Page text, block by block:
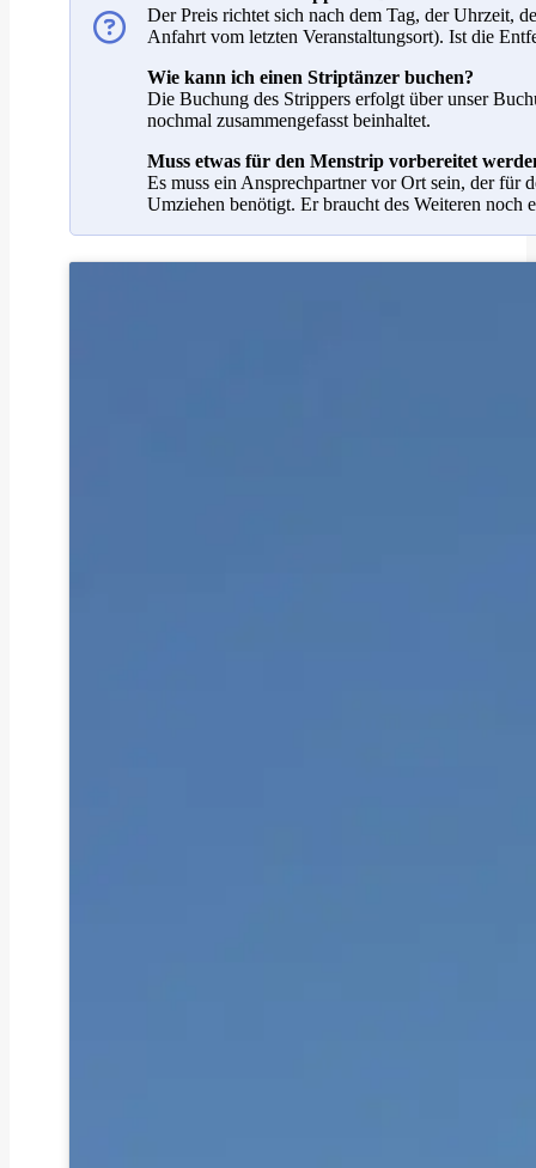
Der Preis richtet sich nach dem Tag, der Uhrzeit,
Anfahrt vom letzten Veranstaltungsort). Ist die
Wie kann ich einen Striptänzer buchen?
Die Buchung des Strippers erfolgt über unser
nochmal zusammengefasst beinhaltet.
Muss etwas für den Menstrip vorbereitet
Es muss ein Ansprechpartner vor Ort sein, der für
Umziehen benötigt. Er braucht des Weiteren